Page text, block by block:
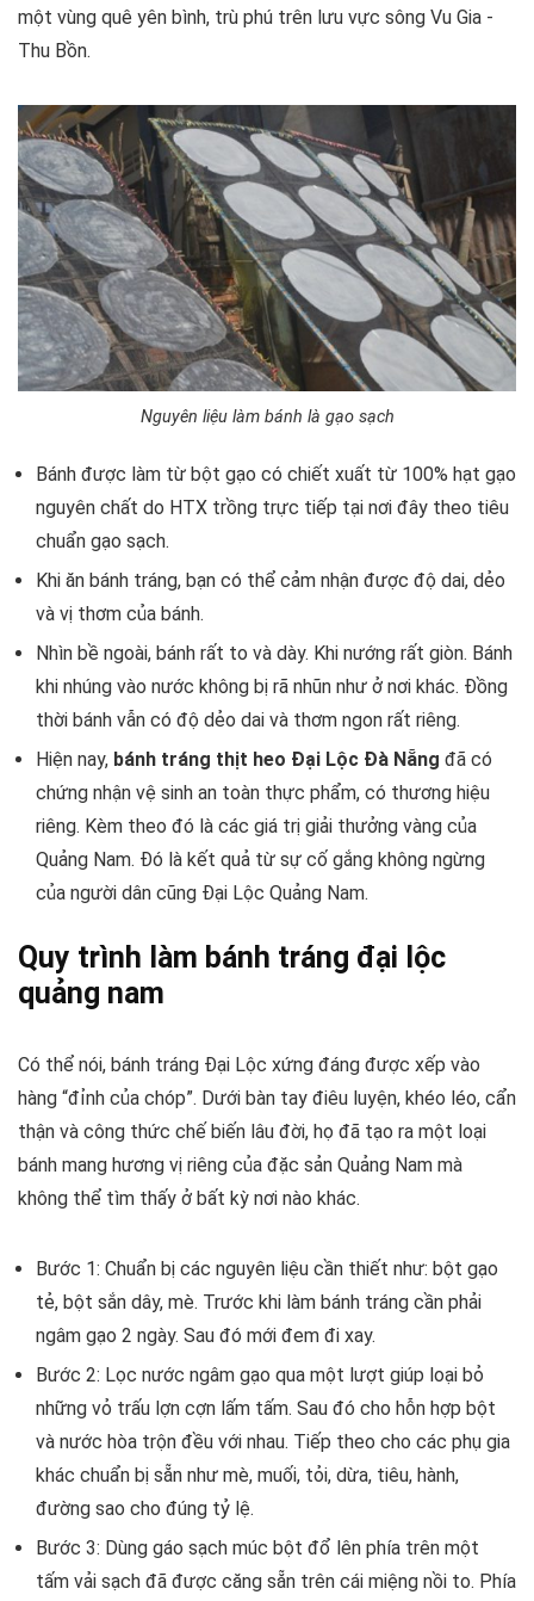
một vùng quê yên bình, trù phú trên lưu vực sông Vu Gia -
Thu Bồn.
Nguyên liệu làm bánh là gạo sạch
Bánh được làm từ bột gạo có chiết xuất từ 100% hạt gạo
nguyên chất do HTX trồng trực tiếp tại nơi đây theo tiêu
chuẩn gạo sạch.
Khi ăn bánh tráng, bạn có thể cảm nhận được độ dai, dẻo
và vị thơm của bánh.
Nhìn bề ngoài, bánh rất to và dày. Khi nướng rất giòn. Bánh
khi nhúng vào nước không bị rã nhũn như ở nơi khác. Đồng
thời bánh vẫn có độ dẻo dai và thơm ngon rất riêng.
Hiện nay, bánh tráng thịt heo Đại Lộc Đà Nẵng đã có
chứng nhận vệ sinh an toàn thực phẩm, có thương hiệu
riêng. Kèm theo đó là các giá trị giải thưởng vàng của
Quảng Nam. Đó là kết quả từ sự cố gắng không ngừng
của người dân cũng Đại Lộc Quảng Nam.
Quy trình làm bánh tráng đại lộc
quảng nam
Có thể nói, bánh tráng Đại Lộc xứng đáng được xếp vào
hàng “đỉnh của chóp”. Dưới bàn tay điêu luyện, khéo léo, cẩn
thận và công thức chế biến lâu đời, họ đã tạo ra một loại
bánh mang hương vị riêng của đặc sản Quảng Nam mà
không thể tìm thấy ở bất kỳ nơi nào khác.
Bước 1: Chuẩn bị các nguyên liệu cần thiết như: bột gạo
tẻ, bột sắn dây, mè. Trước khi làm bánh tráng cần phải
ngâm gạo 2 ngày. Sau đó mới đem đi xay.
Bước 2: Lọc nước ngâm gạo qua một lượt giúp loại bỏ
những vỏ trấu lợn cợn lấm tấm. Sau đó cho hỗn hợp bột
và nước hòa trộn đều với nhau. Tiếp theo cho các phụ gia
khác chuẩn bị sẵn như mè, muối, tỏi, dừa, tiêu, hành,
đường sao cho đúng tỷ lệ.
Bước 3: Dùng gáo sạch múc bột đổ lên phía trên một
tấm vải sạch đã được căng sẵn trên cái miệng nồi to. Phía